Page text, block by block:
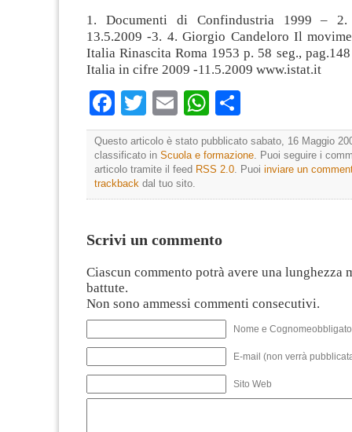
1. Documenti di Confindustria 1999 – 2.
13.5.2009 -3. 4. Giorgio Candeloro Il
Italia Rinascita Roma 1953 p. 58 seg.,
Italia in cifre 2009 -11.5.2009 www.istat.it
Facebook
TwitterEmailWhatsApp
Questo articolo è stato pubblicato sabato, 16 Maggio
classificato in Scuola e formazione. Puoi seguire i
articolo tramite il feed RSS 2.0. Puoi inviare un
trackback dal tuo sito.
Scrivi un commento
Ciascun commento potrà avere una lunghezza
battute.
Non sono ammessi commenti consecutivi.
Nome e
E-mail (non verrà
Sito Web